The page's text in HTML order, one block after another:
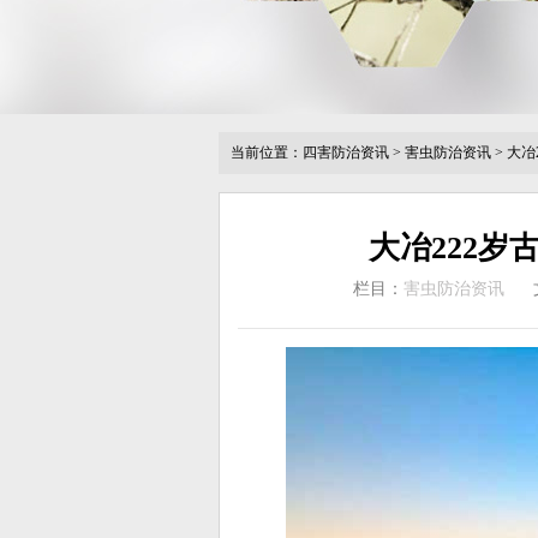
当前位置： 四害防治资讯 > 害虫防治资讯 > 大
大冶222岁
栏目： 害虫防治资讯